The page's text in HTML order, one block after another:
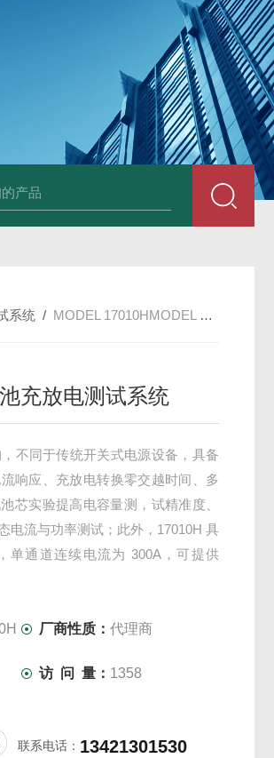
D2000P-200K-1200-600-
系统 / MODEL 17010HMODEL 17010H电池充放电测试系统
充放电测试系统
不同于传统开关式电源设备，具备
响应、充放电转换零交越时间、多
芯实验提高电容量测，试精准度、
电流与功率测试；此外，17010H 具
单通道连续电流为 300A，可提供
厂商性质：代理商
访 问 量： 1358
联系电话： 13421301530